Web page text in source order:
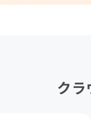
クラ